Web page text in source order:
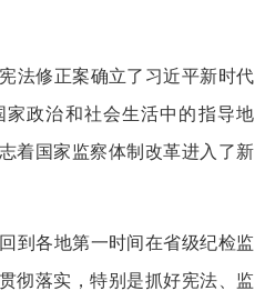
法修正案确立了习近平新时代
政治和社会生活中的指导地
着国家监察体制改革进入了新
到各地第一时间在省级纪检监
彻落实，特别是抓好宪法、监